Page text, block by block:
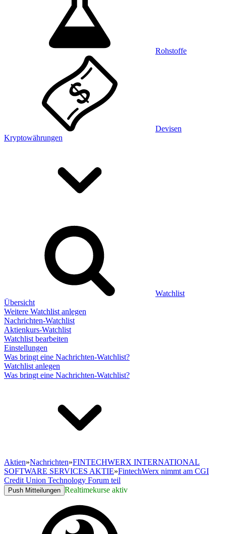
Rohstoffe
Devisen
Kryptowährungen
Watchlist
Übersicht
Weitere Watchlist anlegen
Nachrichten-Watchlist
Aktienkurs-Watchlist
Watchlist bearbeiten
Einstellungen
Was bringt eine Nachrichten-Watchlist?
Watchlist anlegen
Was bringt eine Nachrichten-Watchlist?
Aktien»Nachrichten»FINTECHWERX INTERNATIONAL
SOFTWARE SERVICES AKTIE»FintechWerx nimmt am CGI
Credit Union Technology Forum teil
Push Mitteilungen Realtimekurse aktiv